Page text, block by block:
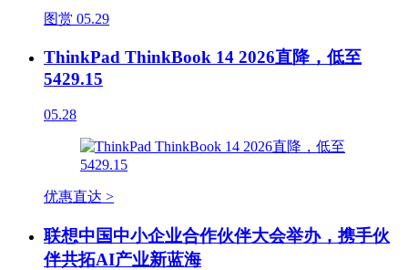
图赏 05.29
ThinkPad ThinkBook 14 2026直降，低至
5429.15
05.28
优惠直达 >
联想中国中小企业合作伙伴大会举办，携手伙
伴共拓AI产业新蓝海